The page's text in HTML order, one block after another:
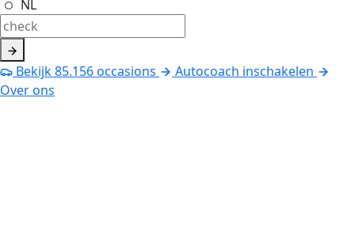
NL
Bekijk85.156occasions
Autocoach inschakelen
Over ons